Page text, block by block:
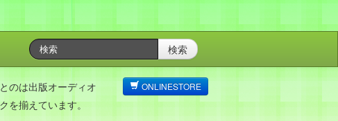
検索
のは出版オーディオ
を揃えています。
ONLINESTORE